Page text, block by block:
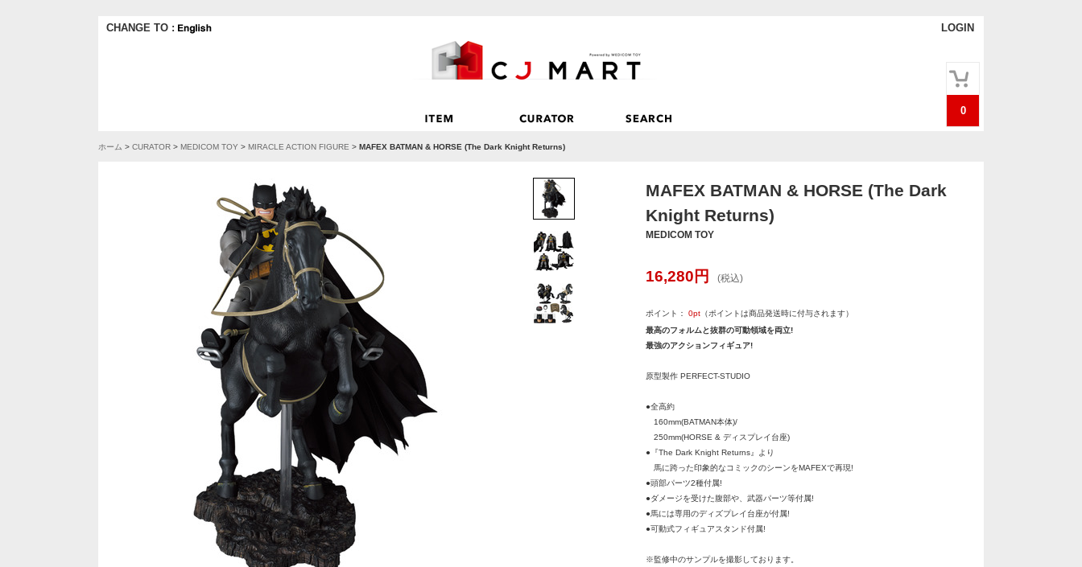
CHANGE TO : LOGIN
0
ホーム > CURATOR > MEDICOM TOY > MIRACLE ACTION FIGURE > MAFEX BATMAN & HORSE (The Dark Knight Returns)
MAFEX BATMAN & HORSE (The Dark
Knight Returns)
MEDICOM TOY
16,280 円 (税込)
ポイント： 0pt （ポイントは商品発送時に付与されます）
最高のフォルムと抜群の可動領域を両立!
最強のアクションフィギュア!
原型製作 PERFECT-STUDIO
●全高約
160mm(BATMAN本体)/
250mm(HORSE & ディスプレイ台座)
●『The Dark Knight Returns』より
馬に跨った印象的なコミックのシーンをMAFEXで再現!
●頭部パーツ2種付属!
●ダメージを受けた腹部や、武器パーツ等付属!
●馬には専用のディズプレイ台座が付属!
●可動式フィギュアスタンド付属!
※監修中のサンプルを撮影しております。